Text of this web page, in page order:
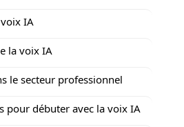
IA
la voix IA
le secteur professionnel
pour débuter avec la voix IA